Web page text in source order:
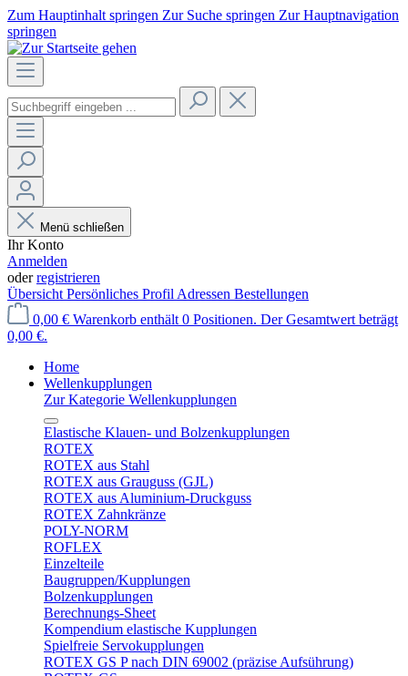
Zum Hauptinhalt springen Zur Suche springen Zur Hauptnavigation
springen
Menü schließen
Ihr Konto
Anmelden
oderregistrieren
Übersicht Persönliches Profil Adressen Bestellungen
0,00 € Warenkorb enthält 0 Positionen. Der Gesamtwert beträgt
0,00 €.
Home
Wellenkupplungen
Zur Kategorie Wellenkupplungen
Elastische Klauen- und Bolzenkupplungen
ROTEX
ROTEX aus Stahl
ROTEX aus Grauguss (GJL)
ROTEX aus Aluminium-Druckguss
ROTEX Zahnkränze
POLY-NORM
ROFLEX
Einzelteile
Baugruppen/Kupplungen
Bolzenkupplungen
Berechnungs-Sheet
Kompendium elastische Kupplungen
Spielfreie Servokupplungen
ROTEX GS P nach DIN 69002 (präzise Aufsührung)